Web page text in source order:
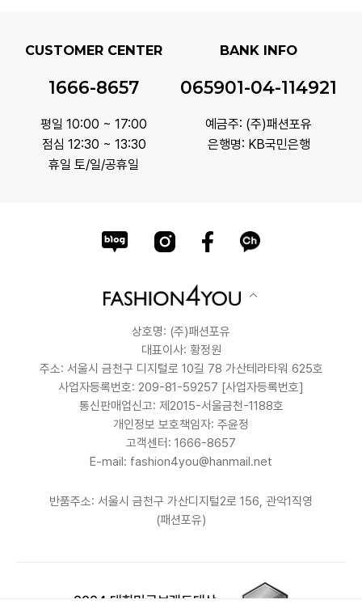
CUSTOMER CENTER
1666-8657
평일 10:00 ~ 17:00
점심 12:30 ~ 13:30
휴일 토/일/공휴일
BANK INFO
065901-04-114921
예금주: (주)패션포유
은행명: KB국민은행
상호명: (주)패션포유
대표이사: 황정원
주소: 서울시 금천구 디지털로 10길 78 가산테라타워 625호
사업자등록번호: 209-81-59257 [사업자등록번호]
통신판매업신고: 제2015-서울금천-1188호
개인정보 보호책임자: 주윤정
고객센터: 1666-8657
E-mail: fashion4you@hanmail.net
반품주소: 서울시 금천구 가산디지털2로 156, 관악1직영
(패션포유)